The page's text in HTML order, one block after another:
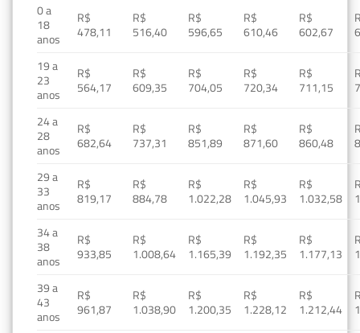
0 a
18
anos
R$
478,11
R$
516,40
R$
596,65
R$
610,46
R$
602,67
19 a
23
anos
R$
564,17
R$
609,35
R$
704,05
R$
720,34
R$
711,15
24 a
28
anos
R$
682,64
R$
737,31
R$
851,89
R$
871,60
R$
860,48
29 a
33
anos
R$
819,17
R$
884,78
R$
1.022,28
R$
1.045,93
R$
1.032,58
34 a
38
anos
R$
933,85
R$
1.008,64
R$
1.165,39
R$
1.192,35
R$
1.177,13
39 a
43
anos
R$
961,87
R$
1.038,90
R$
1.200,35
R$
1.228,12
R$
1.212,44